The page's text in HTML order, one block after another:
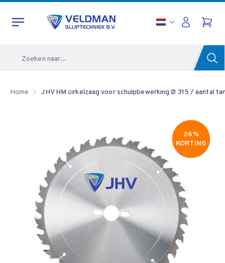
Home JHV HM cirkelzaag voor schulpbewerking Ø 315 / aantal
26%
KORTING
26%
KORTING